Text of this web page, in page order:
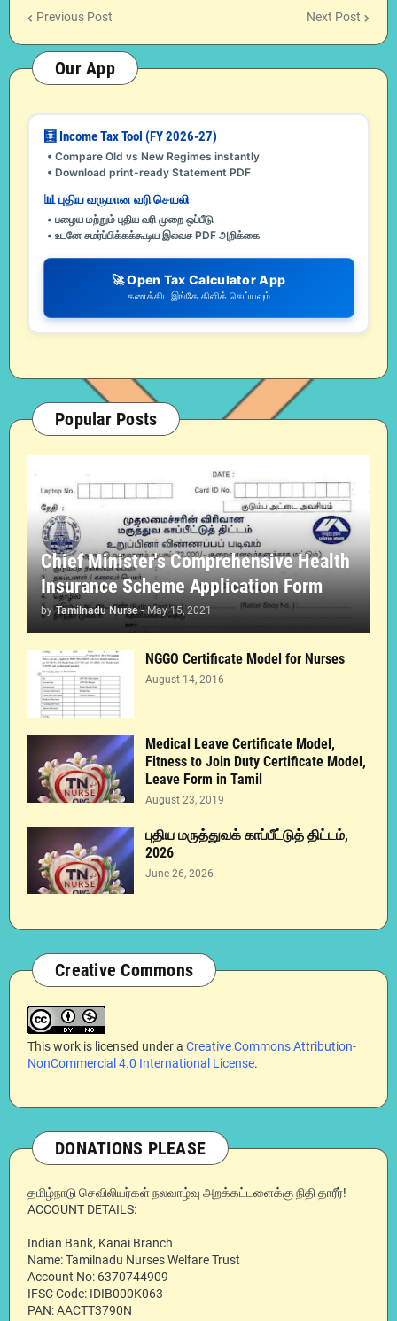
Previous Post Next Post
Our App
🧮 Income Tax Tool (FY 2026-27)
• Compare Old vs New Regimes instantly
• Download print-ready Statement PDF
📊 புதிய வருமான வரி செயலி
• பழைய மற்றும் புதிய வரி முறை ஒப்பீடு
• உடனே சமர்ப்பிக்கக்கூடிய இலவச PDF அறிக்கை
🚀 Open Tax Calculator App
கணக்கிட இங்கே கிளிக் செய்யவும்
Popular Posts
Chief Minister's Comprehensive Health
Insurance Scheme Application Form
by Tamilnadu Nurse - May 15, 2021
NGGO Certificate Model for Nurses
August 14, 2016
Medical Leave Certificate Model,
Fitness to Join Duty Certificate Model,
Leave Form in Tamil
August 23, 2019
புதிய மருத்துவக் காப்பீட்டுத் திட்டம்,
2026
June 26, 2026
Creative Commons
This work is licensed under a Creative Commons Attribution-
NonCommercial 4.0 International License.
DONATIONS PLEASE
தமிழ்நாடு செவிலியர்கள் நலவாழ்வு அறக்கட்டளைக்கு நிதி தாரீர்!
ACCOUNT DETAILS:
Indian Bank, Kanai Branch
Name: Tamilnadu Nurses Welfare Trust
Account No: 6370744909
IFSC Code: IDIB000K063
PAN: AACTT3790N